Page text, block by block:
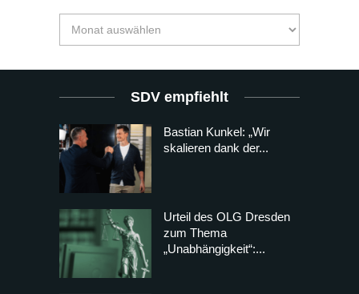
SDV empfiehlt
Bastian Kunkel: „Wir
skalieren dank der...
Urteil des OLG Dresden
zum Thema
„Unabhängigkeit“:...